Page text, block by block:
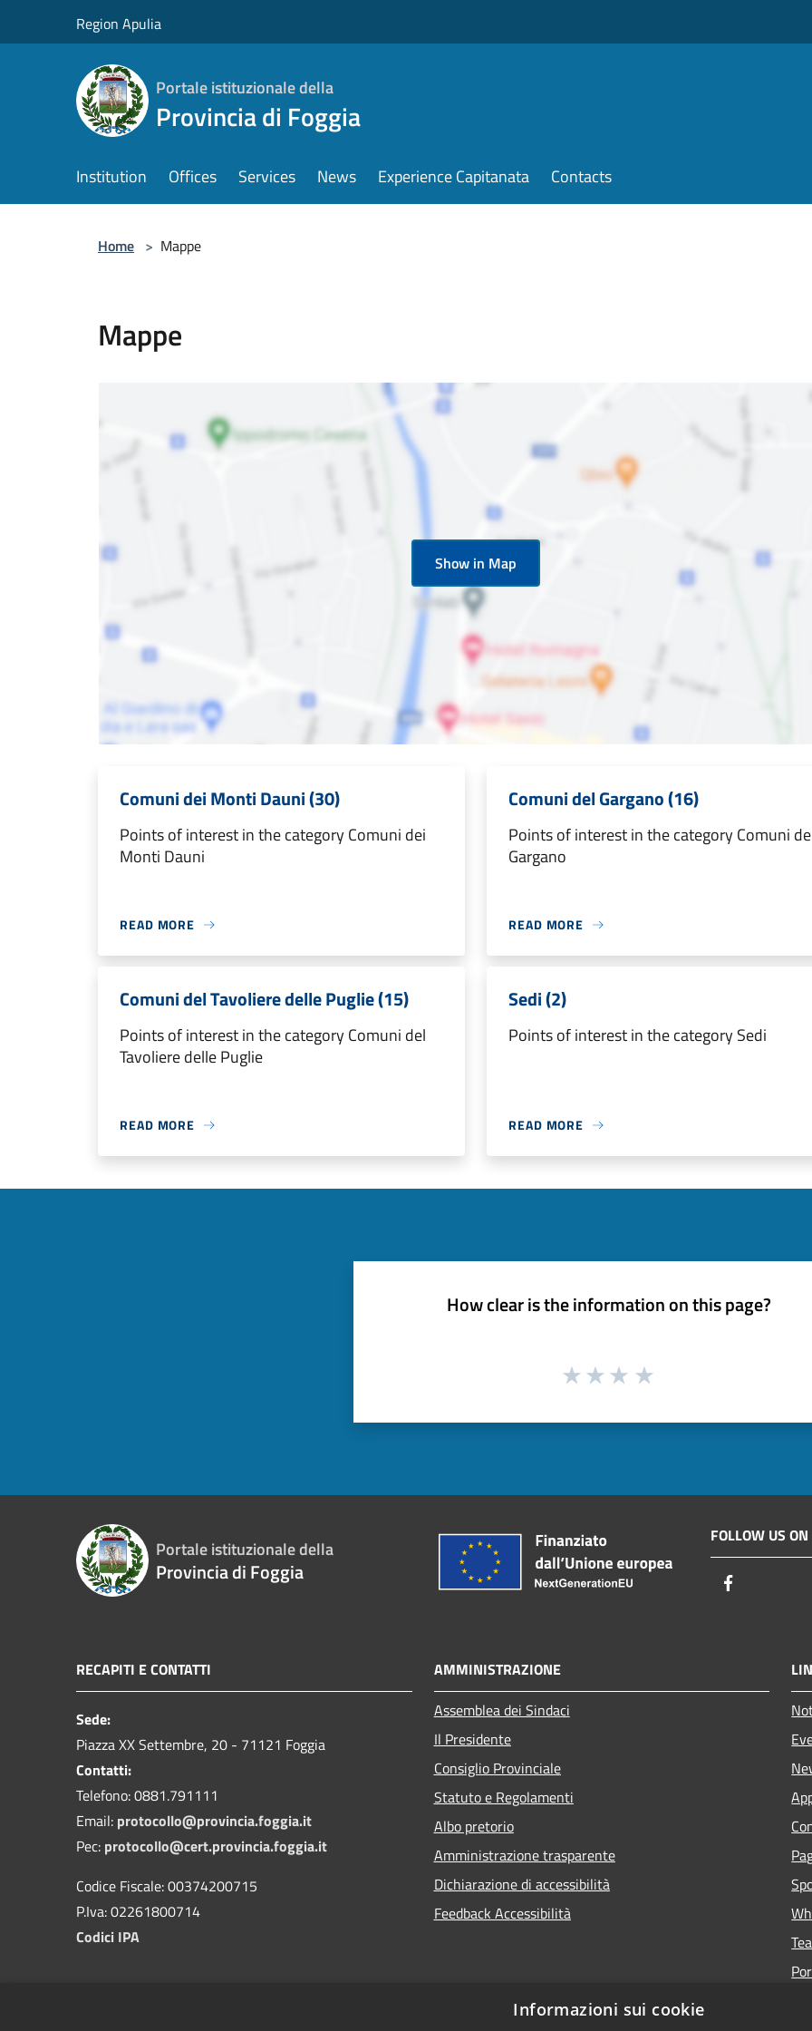
Region Apulia
Portale istituzionale della
Provincia di Foggia
Institution Offices Services News Experience Capitanata Contacts
Home > Mappe
Mappe
Show in Map
Comuni dei Monti Dauni (30)
Points of interest in the category Comuni dei
Monti Dauni
READ MORE
Comuni del Gargano (16)
Points of interest in the category Comuni
Gargano
READ MORE
Comuni del Tavoliere delle Puglie (15)
Points of interest in the category Comuni del
Tavoliere delle Puglie
READ MORE
Sedi (2)
Points of interest in the category Sedi
READ MORE
How clear is the information on this page?
Portale istituzionale della
Provincia di Foggia
FOLLOW US ON
RECAPITI E CONTATTI
Sede:
Piazza XX Settembre, 20 - 71121 Foggia
Contatti:
Telefono: 0881.791111
Email: protocollo@provincia.foggia.it
Pec: protocollo@cert.provincia.foggia.it
Codice Fiscale: 00374200715
P.Iva: 02261800714
Codici IPA
AMMINISTRAZIONE
Assemblea dei Sindaci
Il Presidente
Consiglio Provinciale
Statuto e Regolamenti
Albo pretorio
Amministrazione trasparente
Dichiarazione di accessibilità
Feedback Accessibilità
Informazioni sui cookie